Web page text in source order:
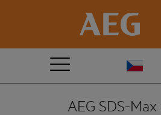
AEG SDS-Max